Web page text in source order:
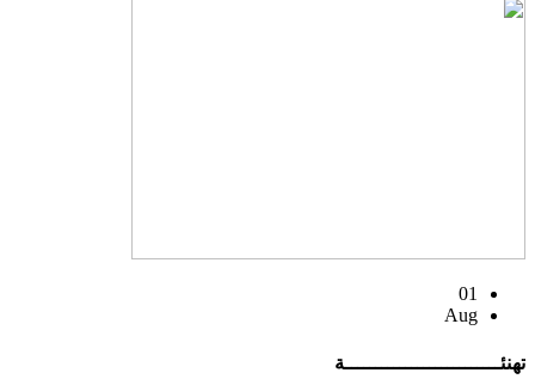
01
Aug
تهنئــــــــــــــــــــــــــة